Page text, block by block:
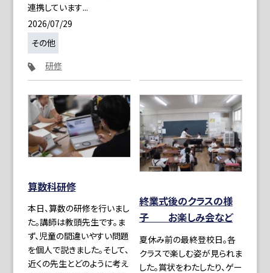
連携しています...
2026/07/29
その他
研修
算数科研修
本日、算数の研修を行いまし
た。講師は教頭先生です。ま
ず、児童の間違いやすい問題
を個人で説きました。そして、
近くの先生とどのように考え
終業式後のクラスの様
子 お楽しみ会など
夏休み前の最終登校日。各
クラスで楽しむ姿が見られま
した。賞状をわたしたり、ゲー